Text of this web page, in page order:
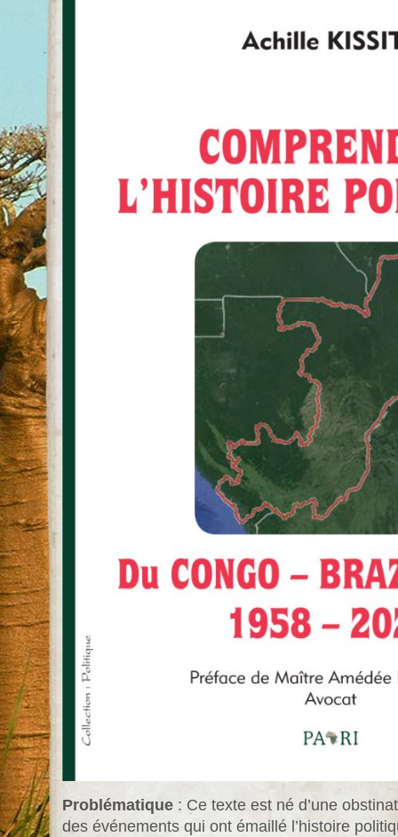
Problématique : Ce texte est né d’une
des événements qui ont émaillé l’histoire